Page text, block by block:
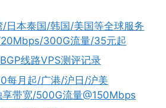
日本泰国/韩国/美国等全球服务
300G流量/35元起
线路VPS测评记录
每月起/广港/沪日/沪美
带宽/500G流量@150Mbps